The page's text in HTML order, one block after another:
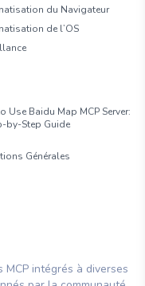
du Navigateur
de l’OS
Use Baidu Map MCP Server:
by-Step Guide
Générales
intégrés à diverses